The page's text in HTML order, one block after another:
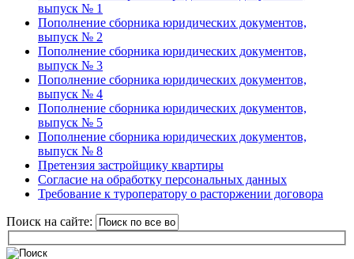
выпуск № 1
Пополнение сборника юридических документов,
выпуск № 2
Пополнение сборника юридических документов,
выпуск № 3
Пополнение сборника юридических документов,
выпуск № 4
Пополнение сборника юридических документов,
выпуск № 5
Пополнение сборника юридических документов,
выпуск № 8
Претензия застройщику квартиры
Согласие на обработку персональных данных
Требование к туроператору о расторжении договора
Поиск на сайте: